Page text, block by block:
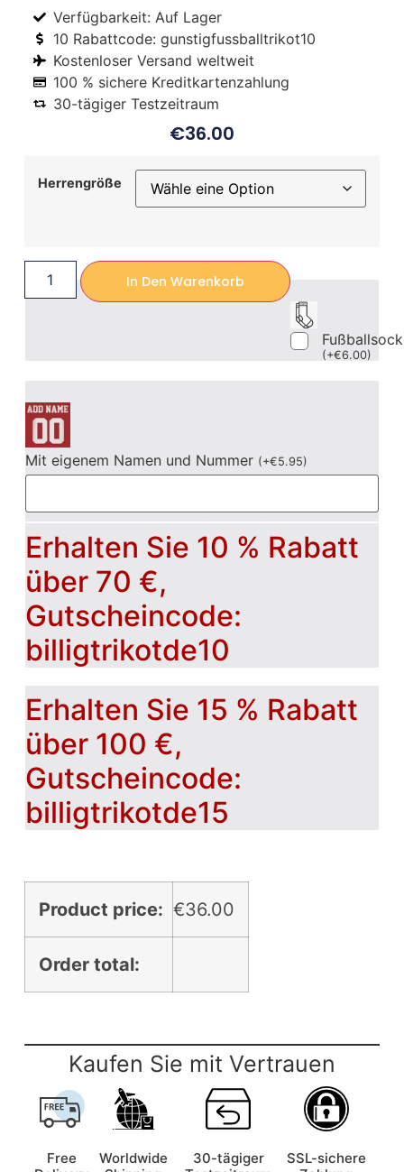
Verfügbarkeit: Auf Lager
10 Rabattcode: gunstigfussballtrikot10
Kostenloser Versand weltweit
100 % sichere Kreditkartenzahlung
30-tägiger Testzeitraum
€36.00
Herrengröße
In Den Warenkorb
(+€6.00)
Mit eigenem Namen und Nummer (+€5.95)
Erhalten Sie 10 % Rabatt
über 70 €,
Gutscheincode:
billigtrikotde10
Erhalten Sie 15 % Rabatt
über 100 €,
Gutscheincode:
billigtrikotde15
Product price: €36.00
Order total:
Kaufen Sie mit Vertrauen
Free
Worldwide
30-tägiger
SSL-sichere